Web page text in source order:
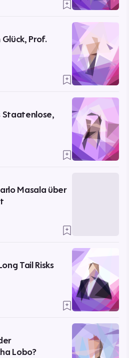
Prof.
Staatenlose,
Masala über
Tail Risks
Lobo?